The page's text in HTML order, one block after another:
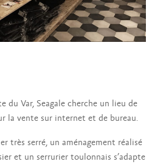
du Var, Seagale cherche un lieu de
la vente sur internet et de bureau.
très serré, un aménagement réalisé
et un serrurier toulonnais s’adapte